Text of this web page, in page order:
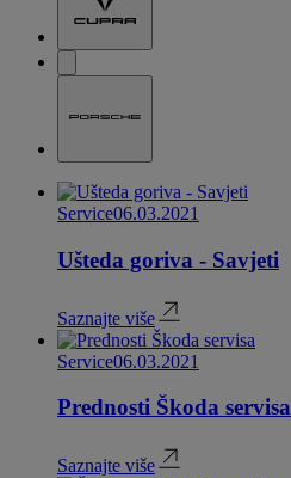
Service06.03.2021
Ušteda goriva - Savjeti
Saznajte više
Service06.03.2021
Prednosti Škoda servisa
Saznajte više